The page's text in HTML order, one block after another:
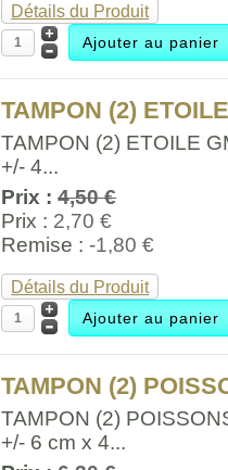
Détails du Produit
TAMPON (2)
TAMPON (2) ETOILE
+/- 4...
Prix :4,50 €
Prix : 2,70 €
Remise :-1,80 €
Détails du Produit
TAMPON (2)
TAMPON (2)
+/- 6 cm x 4...